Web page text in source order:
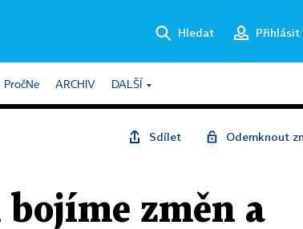
Hledat Přihlásit
PročNe ARCHIV DALŠÍ
Sdílet Odemknout
změn a